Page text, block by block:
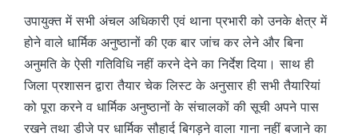
उपायुक्त में सभी अंचल अधिकारी एवं थाना प्रभारी को उनके क्षेत्र में
होने वाले धार्मिक अनुष्ठानों की एक बार जांच कर लेने और बिना
अनुमति के ऐसी गतिविधि नहीं करने देने का निर्देश दिया। साथ ही
जिला प्रशासन द्वारा तैयार चेक लिस्ट के अनुसार ही सभी तैयारियां
को पूरा करने व धार्मिक अनुष्ठानों के संचालकों की सूची अपने पास
रखने तथा डीजे पर धार्मिक सौहार्द बिगड़ने वाला गाना नहीं बजाने का